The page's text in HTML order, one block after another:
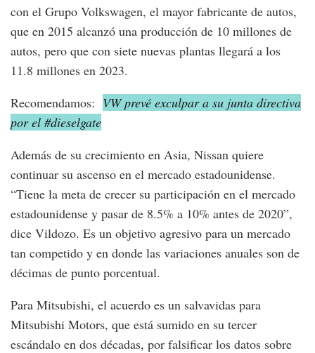
con el Grupo Volkswagen, el mayor fabricante de autos,
que en 2015 alcanzó una producción de 10 millones de
autos, pero que con siete nuevas plantas llegará a los
11.8 millones en 2023.
Recomendamos: VW prevé exculpar a su junta directiva
por el #dieselgate
Además de su crecimiento en Asia, Nissan quiere
continuar su ascenso en el mercado estadounidense.
“Tiene la meta de crecer su participación en el mercado
estadounidense y pasar de 8.5% a 10% antes de 2020”,
dice Vildozo. Es un objetivo agresivo para un mercado
tan competido y en donde las variaciones anuales son de
décimas de punto porcentual.
Para Mitsubishi, el acuerdo es un salvavidas para
Mitsubishi Motors, que está sumido en su tercer
escándalo en dos décadas, por falsificar los datos sobre